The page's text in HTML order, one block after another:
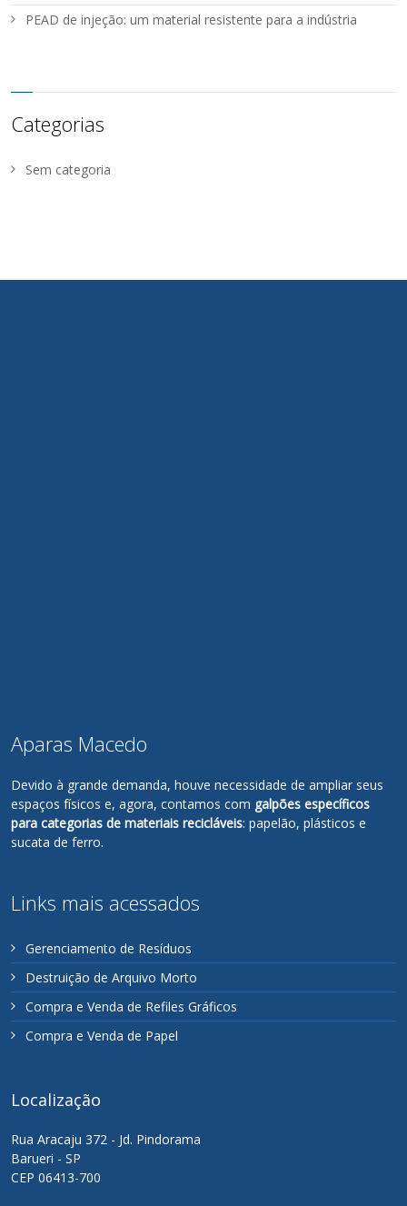
PEAD de injeção: um material resistente para a indústria
Categorias
Sem categoria
Aparas Macedo
Devido à grande demanda, houve necessidade de ampliar seus
espaços físicos e, agora, contamos com galpões específicos
para categorias de materiais recicláveis: papelão, plásticos e
sucata de ferro.
Links mais acessados
Gerenciamento de Resíduos
Destruição de Arquivo Morto
Compra e Venda de Refiles Gráficos
Compra e Venda de Papel
Localização
Rua Aracaju 372 - Jd. Pindorama
Barueri - SP
CEP 06413-700